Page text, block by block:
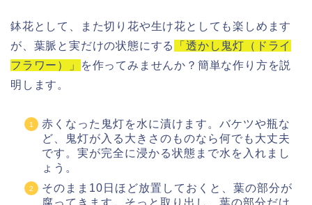
鉢花として、また切り花や生け花としても楽しめます
が、葉脈と実だけの状態にする
「透かし鬼灯（ドライ
フラワー）」
を作ってみませんか？簡単な作り方を説
明します。
赤くなった鬼灯を水に漬けます。バケツや瓶な
ど、鬼灯が入る大きさのものなら何でも大丈夫
です。実が完全に浸かる状態まで水を入れまし
ょう。
そのまま10日ほど放置しておくと、葉の部分が